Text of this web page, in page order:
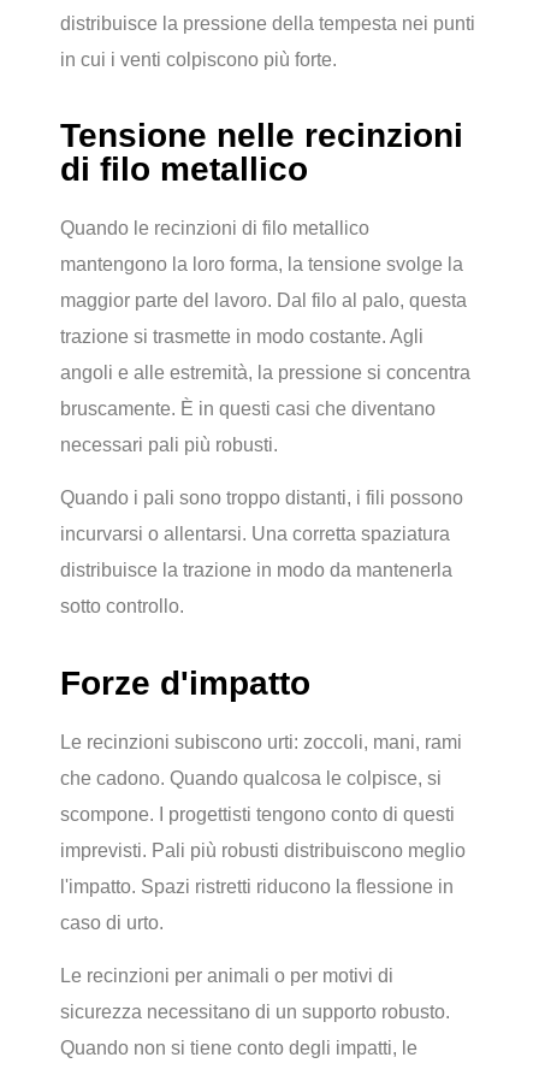
distribuisce la pressione della tempesta nei punti
in cui i venti colpiscono più forte.
Tensione nelle recinzioni
di filo metallico
Quando le recinzioni di filo metallico
mantengono la loro forma, la tensione svolge la
maggior parte del lavoro. Dal filo al palo, questa
trazione si trasmette in modo costante. Agli
angoli e alle estremità, la pressione si concentra
bruscamente. È in questi casi che diventano
necessari pali più robusti.
Quando i pali sono troppo distanti, i fili possono
incurvarsi o allentarsi. Una corretta spaziatura
distribuisce la trazione in modo da mantenerla
sotto controllo.
Forze d'impatto
Le recinzioni subiscono urti: zoccoli, mani, rami
che cadono. Quando qualcosa le colpisce, si
scompone. I progettisti tengono conto di questi
imprevisti. Pali più robusti distribuiscono meglio
l'impatto. Spazi ristretti riducono la flessione in
caso di urto.
Le recinzioni per animali o per motivi di
sicurezza necessitano di un supporto robusto.
Quando non si tiene conto degli impatti, le